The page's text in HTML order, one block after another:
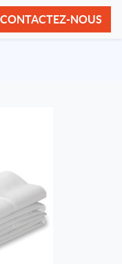
CONTACTEZ-NOUS